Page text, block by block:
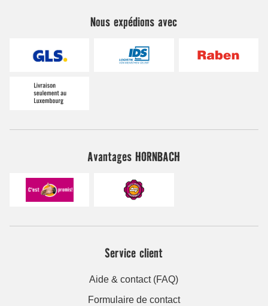
Nous expédions avec
Avantages HORNBACH
Service client
Aide & contact (FAQ)
Formulaire de contact